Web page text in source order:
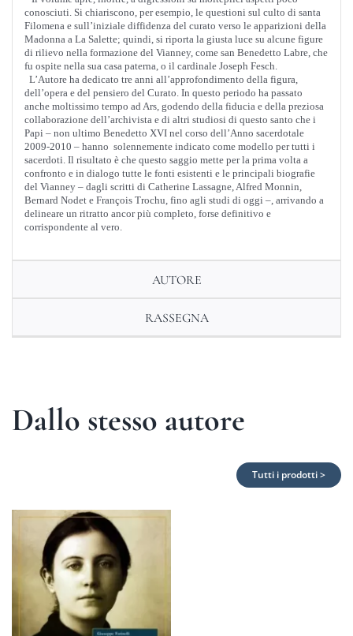
conosciuti. Si chiariscono, per esempio, le questioni sul culto di santa
Filomena e sull’iniziale diffidenza del curato verso le apparizioni della
Madonna a La Salette; quindi, si riporta la giusta luce su alcune figure
di rilievo nella formazione del Vianney, come san Benedetto Labre, che
fu ospite nella sua casa paterna, o il cardinale Joseph Fesch.
L’Autore ha dedicato tre anni all’approfondimento della figura,
dell’opera e del pensiero del Curato. In questo periodo ha passato
anche moltissimo tempo ad Ars, godendo della fiducia e della preziosa
collaborazione dell’archivista e di altri studiosi di questo santo che i
Papi – non ultimo Benedetto XVI nel corso dell’Anno sacerdotale
2009-2010 – hanno solennemente indicato come modello per tutti i
sacerdoti. Il risultato è che questo saggio mette per la prima volta a
confronto e in dialogo tutte le fonti esistenti e le principali biografie
del Vianney – dagli scritti di Catherine Lassagne, Alfred Monnin,
Bernard Nodet e François Trochu, fino agli studi di oggi –, arrivando a
delineare un ritratto ancor più completo, forse definitivo e
corrispondente al vero.
AUTORE
RASSEGNA
Dallo stesso autore
Tutti i prodotti >